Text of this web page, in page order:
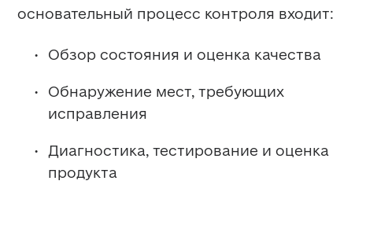
основательный процесс контроля входит:
Обзор состояния и оценка качества
Обнаружение мест, требующих
исправления
Диагностика, тестирование и оценка
продукта